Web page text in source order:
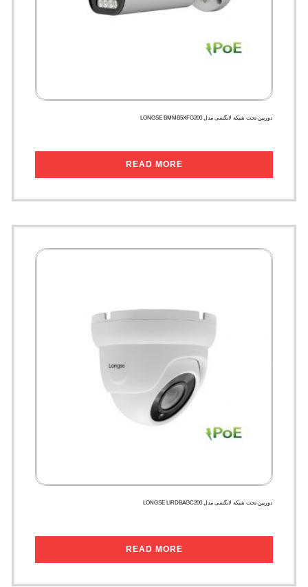
دوربین تحت شبکه لانگسی مدل LONGSE BMMB5XFG200
READ MORE
دوربین تحت شبکه لانگسی مدل LONGSE LIRDBAGC200
READ MORE